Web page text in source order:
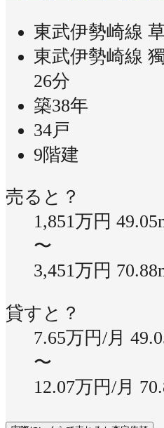
東武伊勢崎線
東武伊勢崎線
26分
築38年
34戸
9階建
売ると？
1,851万円
〜
3,451万円
貸すと？
7.65万円/月
〜
12.07万円/月